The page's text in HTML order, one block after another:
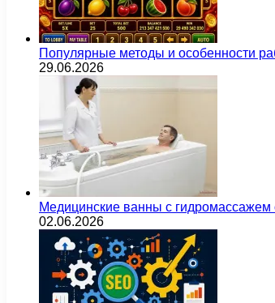
Популярные методы и особенности
29.06.2026
Медицинские ванны с
02.06.2026